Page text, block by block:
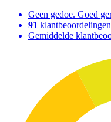
Geen gedoe. Goed
91
Gemiddelde